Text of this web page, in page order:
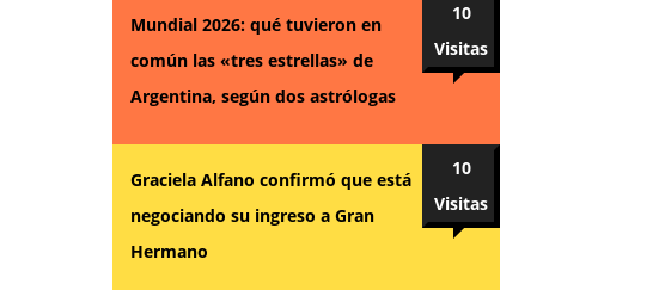
Mundial 2026: qué tuvieron en
común las «tres estrellas» de
Argentina, según dos astrólogas
10
Visitas
Graciela Alfano confirmó que está
negociando su ingreso a Gran
Hermano
10
Visitas